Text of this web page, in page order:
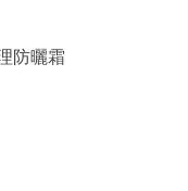
防曬霜